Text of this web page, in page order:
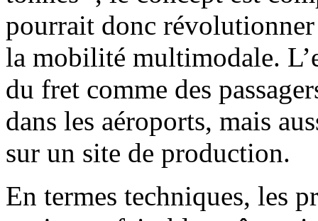
pourrait donc
la mobilité multimodale.
du fret comme des
dans les aéroports, mais
sur un site de production.
En termes techniques, les